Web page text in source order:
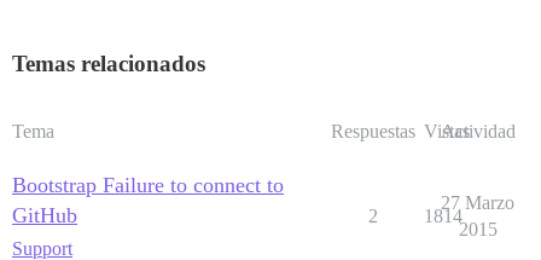
Temas relacionados
Tema Respuestas Vistas
Actividad
Bootstrap Failure to connect to
GitHub
Support
2 1814
27 Marzo
2015